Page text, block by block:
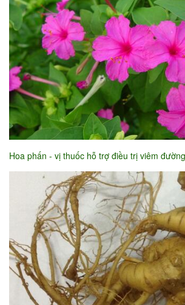
Hoa phấn - vị thuốc hỗ trợ điều trị viêm